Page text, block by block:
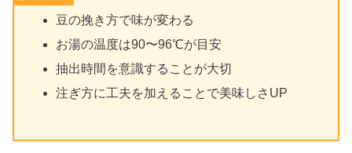
豆の挽き方で味が変わる
お湯の温度は90〜96℃が目安
抽出時間を意識することが大切
注ぎ方に工夫を加えることで美味しさUP